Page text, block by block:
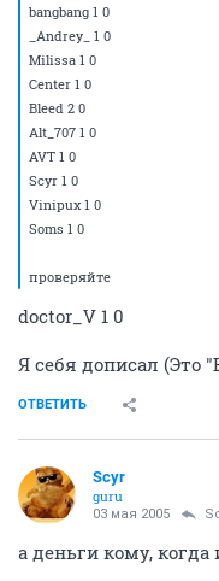
bangbang 1 0
_Andrey_ 1 0
Milissa 1 0
Center 1 0
Bleed 2 0
Alt_707 1 0
AVT 1 0
Scyr 1 0
Vinipux 1 0
Soms 1 0
проверяйте
doctor_V 1 0
Я себя дописал (Это
ОТВЕТИТЬ
Scyr
guru
03 мая 2005
а деньги кому,